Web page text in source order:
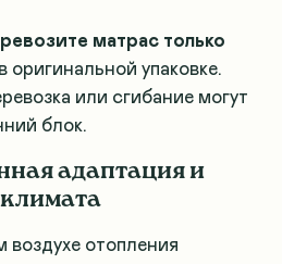
матрас только
в оригинальной упаковке.
или сгибание могут
блок.
адаптация и
воздухе отопления